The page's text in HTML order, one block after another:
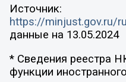
Источник:
https://minjust.gov.ru/
данные на 13.05.2024
* Сведения реестра
функции